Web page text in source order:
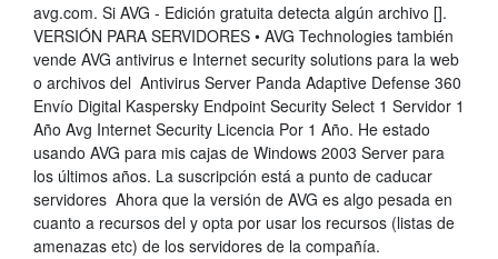
avg.com. Si AVG - Edición gratuita detecta algún archivo [].
VERSIÓN PARA SERVIDORES • AVG Technologies también
vende AVG antivirus e Internet security solutions para la web
o archivos del Antivirus Server Panda Adaptive Defense 360
Envío Digital Kaspersky Endpoint Security Select 1 Servidor 1
Año Avg Internet Security Licencia Por 1 Año. He estado
usando AVG para mis cajas de Windows 2003 Server para
los últimos años. La suscripción está a punto de caducar
servidores Ahora que la versión de AVG es algo pesada en
cuanto a recursos del y opta por usar los recursos (listas de
amenazas etc) de los servidores de la compañía.